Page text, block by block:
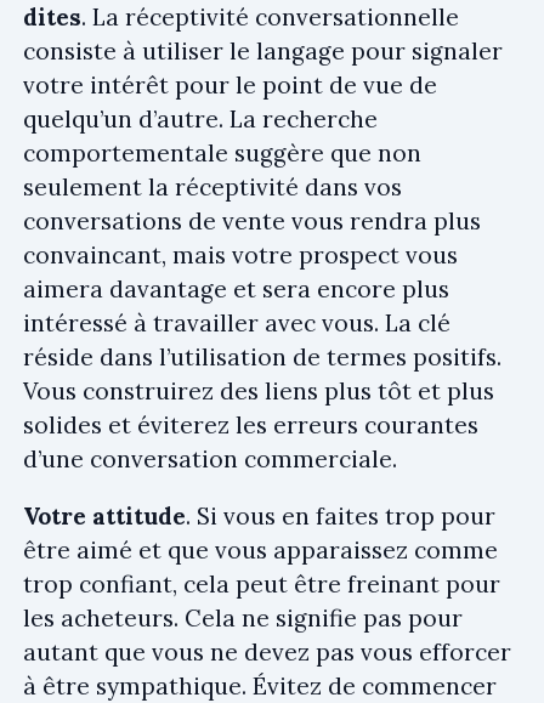
dites. La réceptivité conversationnelle
consiste à utiliser le langage pour signaler
votre intérêt pour le point de vue de
quelqu’un d’autre. La recherche
comportementale suggère que non
seulement la réceptivité dans vos
conversations de vente vous rendra plus
convaincant, mais votre prospect vous
aimera davantage et sera encore plus
intéressé à travailler avec vous. La clé
réside dans l’utilisation de termes positifs.
Vous construirez des liens plus tôt et plus
solides et éviterez les erreurs courantes
d’une conversation commerciale.
Votre attitude. Si vous en faites trop pour
être aimé et que vous apparaissez comme
trop confiant, cela peut être freinant pour
les acheteurs. Cela ne signifie pas pour
autant que vous ne devez pas vous efforcer
à être sympathique. Évitez de commencer